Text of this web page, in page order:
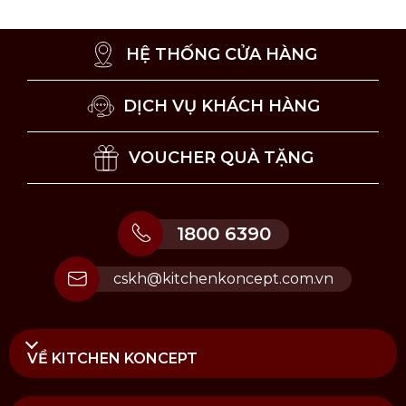
Tránh va chạm mạnh với đồ vật cứng hoặc sắc
HỆ THỐNG CỬA HÀNG
DỊCH VỤ KHÁCH HÀNG
VOUCHER QUÀ TẶNG
1800 6390
cskh@kitchenkoncept.com.vn
VỀ KITCHEN KONCEPT